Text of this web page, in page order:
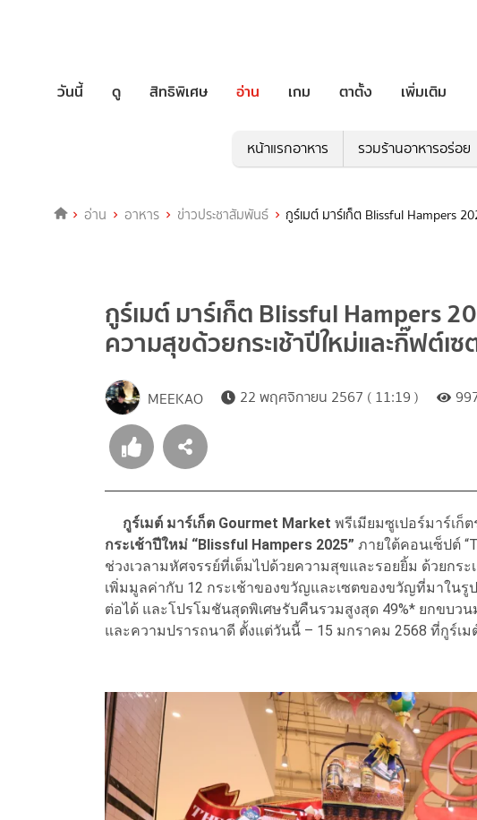
วันนี้ ดู สิทธิพิเศษ อ่าน เกม ตาตั้ง เพิ่มเติม
หน้าแรกอาหาร รวมร้านอาหารอร่อย
อ่าน อาหาร ข่าวประชาสัมพันธ์ กูร์เมต์ มาร์เก็ต Blissful Hampers
กูร์เมต์ มาร์เก็ต Blissful Hampers
ความสุขด้วยกระเช้าปีใหม่และกิ๊ฟต์เ
MEEKAO 22 พฤศจิกายน 2567 ( 11:19 )
กูร์เมต์ มาร์เก็ต Gourmet Market พรีเมียมซูเปอร์มาร์เก็
กระเช้าปีใหม่ “Blissful Hampers 2025” ภายใต้คอนเซ็ปต์
ช่วงเวลามหัศจรรย์ที่เต็มไปด้วยความสุขและรอยยิ้ม ด้วยกร
เพิ่มมูลค่ากับ 12 กระเช้าของขวัญและเซตของขวัญที่มาใน
ต่อได้ และโปรโมชันสุดพิเศษรับคืนรวมสูงสุด 49%* ยกขบว
และความปรารถนาดี ตั้งแต่วันนี้ – 15 มกราคม 2568 ที่กูร์เม